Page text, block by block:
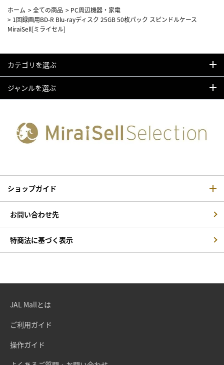
ホーム >全ての商品 > PC周辺機器・家電
> 1回録画用BD-R Blu-rayディスク 25GB 50枚パック スピンドルケース
MiraiSell[ミライセル]
カテゴリを選ぶ
ジャンルを選ぶ
ショップガイド
お問い合わせ先
特商法に基づく表示
JAL Mallとは
ご利用ガイド
操作ガイド